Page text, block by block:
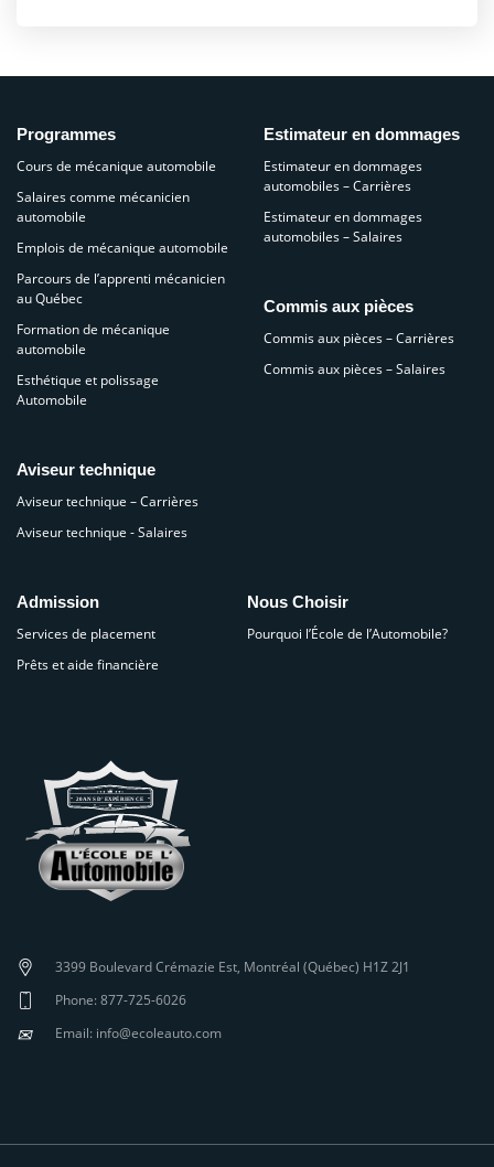
3399 Boulevard Crémazie Est, Montréal (Québec) H1Z 2J1
Phone: 877-725-6026
✉ Email: info@ecoleauto.com
Programmes
Cours de mécanique automobile
Salaires comme mécanicien
automobile
Emplois de mécanique automobile
Parcours de l’apprenti mécanicien
au Québec
Formation de mécanique
automobile
Esthétique et polissage
Automobile
Aviseur technique
Aviseur technique – Carrières
Aviseur technique - Salaires
Estimateur en dommages
Estimateur en dommages
automobiles – Carrières
Estimateur en dommages
automobiles – Salaires
Commis aux pièces
Commis aux pièces – Carrières
Commis aux pièces – Salaires
Admission
Services de placement
Prêts et aide financière
Nous Choisir
Pourquoi l’École de l’Automobile?